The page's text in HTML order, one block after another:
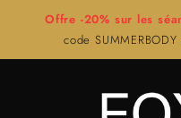
Offre -20% sur les
code